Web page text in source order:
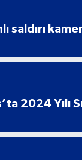
saldırı
2024 Yılı